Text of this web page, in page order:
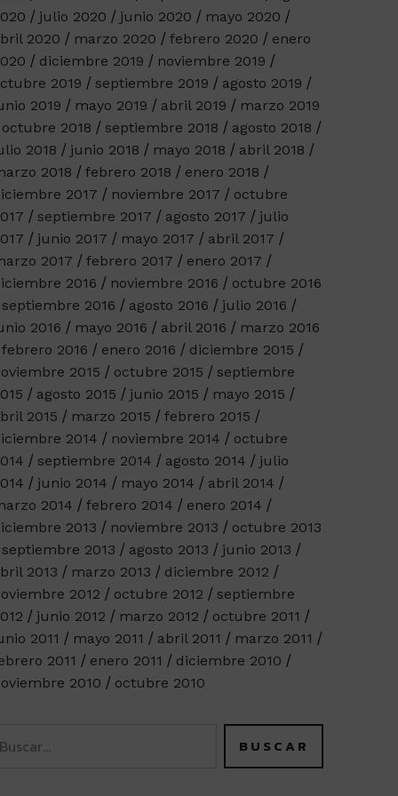
julio 2020 junio 2020
mayo 2020
2020
marzo 2020 febrero 2020
enero
diciembre 2019
noviembre 2019
2019
septiembre 2019
agosto 2019
2019
mayo 2019 abril 2019
marzo 2019
octubre 2018
septiembre 2018
agosto 2018
2018
junio 2018 mayo 2018
abril 2018
2018
febrero 2018
enero 2018
2017
noviembre 2017
octubre
septiembre 2017 agosto 2017
julio
junio 2017 mayo 2017
abril 2017
2017
febrero 2017
enero 2017
2016
noviembre 2016
octubre 2016
septiembre 2016
agosto 2016
julio 2016
2016
mayo 2016 abril 2016
marzo 2016
febrero 2016
enero 2016
diciembre 2015
2015
octubre 2015
septiembre
agosto 2015 junio 2015
mayo 2015
2015
marzo 2015
febrero 2015
2014
noviembre 2014
octubre
septiembre 2014 agosto 2014
julio
junio 2014 mayo 2014
abril 2014
2014
febrero 2014
enero 2014
2013
noviembre 2013
octubre 2013
septiembre 2013
agosto 2013
junio 2013
2013
marzo 2013
diciembre 2012
2012
octubre 2012
septiembre
junio 2012 marzo 2012
octubre 2011
2011
mayo 2011 abril 2011
marzo 2011
2011
enero 2011
diciembre 2010
2010
octubre 2010